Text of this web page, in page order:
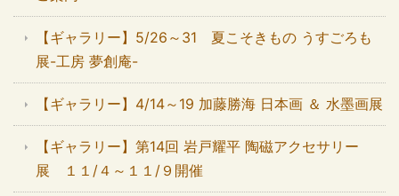
【ギャラリー】5/26～31 夏こそきもの うすごろも
展-工房 夢創庵-
【ギャラリー】4/14～19 加藤勝海 日本画 ＆ 水墨画展
【ギャラリー】第14回 岩戸耀平 陶磁アクセサリー
展 １１/４～１１/９開催